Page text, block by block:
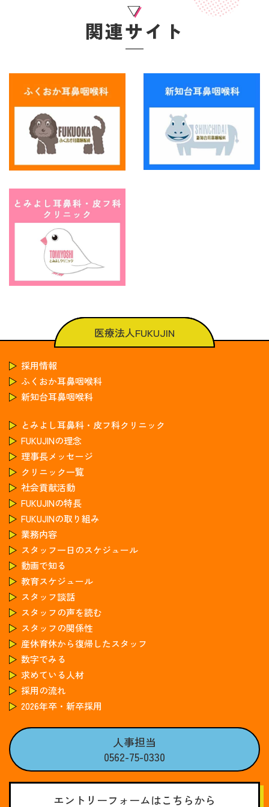
関連サイト
医療法人FUKUJIN
採用情報
ふくおか耳鼻咽喉科
新知台耳鼻咽喉科
とみよし耳鼻科・皮フ科クリニック
FUKUJINの理念
理事長メッセージ
クリニック一覧
社会貢献活動
FUKUJINの特長
FUKUJINの取り組み
業務内容
スタッフ一日のスケジュール
動画で知る
教育スケジュール
スタッフ談話
スタッフの声を読む
スタッフの関係性
産休育休から復帰したスタッフ
数字でみる
求めている人材
採用の流れ
2026年卒・新卒採用
人事担当
0562-75-0330
エントリーフォームはこちらから